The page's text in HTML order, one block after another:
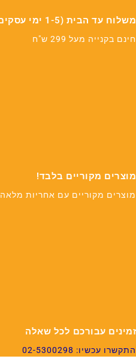
משלוח עד הבית (1-5 ימי עסקים)
חינם בקנייה מעל 299 ש"ח
מוצרים מקוריים בלבד!
מוצרים מקוריים עם אחריות מלאה
זמינים עבורכם לכל שאלה
התקשרו עכשיו: 02-5300298